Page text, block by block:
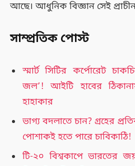
আছে। আধুনিক বিজ্ঞান সেই
সাম্প্রতিক পোস্ট
স্মার্ট সিটির কর্পোরেট
জল’! আইটি হাবের
হাহাকার
ভাগ্য বদলাতে চান? গ্রহের
পোশাকই হতে পারে চাবিকাঠি!
টি-২০ বিশ্বকাপে ভারতের